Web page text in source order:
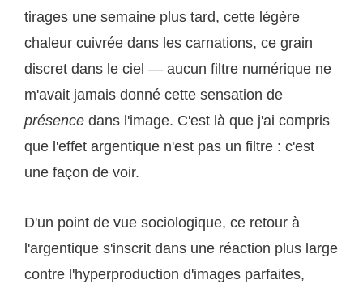
tirages une semaine plus tard, cette légère
chaleur cuivrée dans les carnations, ce grain
discret dans le ciel — aucun filtre numérique ne
m'avait jamais donné cette sensation de
présence dans l'image. C'est là que j'ai compris
que l'effet argentique n'est pas un filtre : c'est
une façon de voir.
D'un point de vue sociologique, ce retour à
l'argentique s'inscrit dans une réaction plus large
contre l'hyperproduction d'images parfaites,